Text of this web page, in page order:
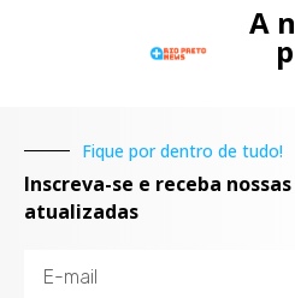
A
Fique por dentro de tudo!
Inscreva-se e receba
atualizadas